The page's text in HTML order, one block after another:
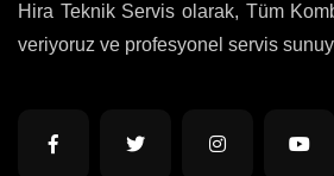
Hira Teknik Servis olarak, Tüm
veriyoruz ve profesyonel servis